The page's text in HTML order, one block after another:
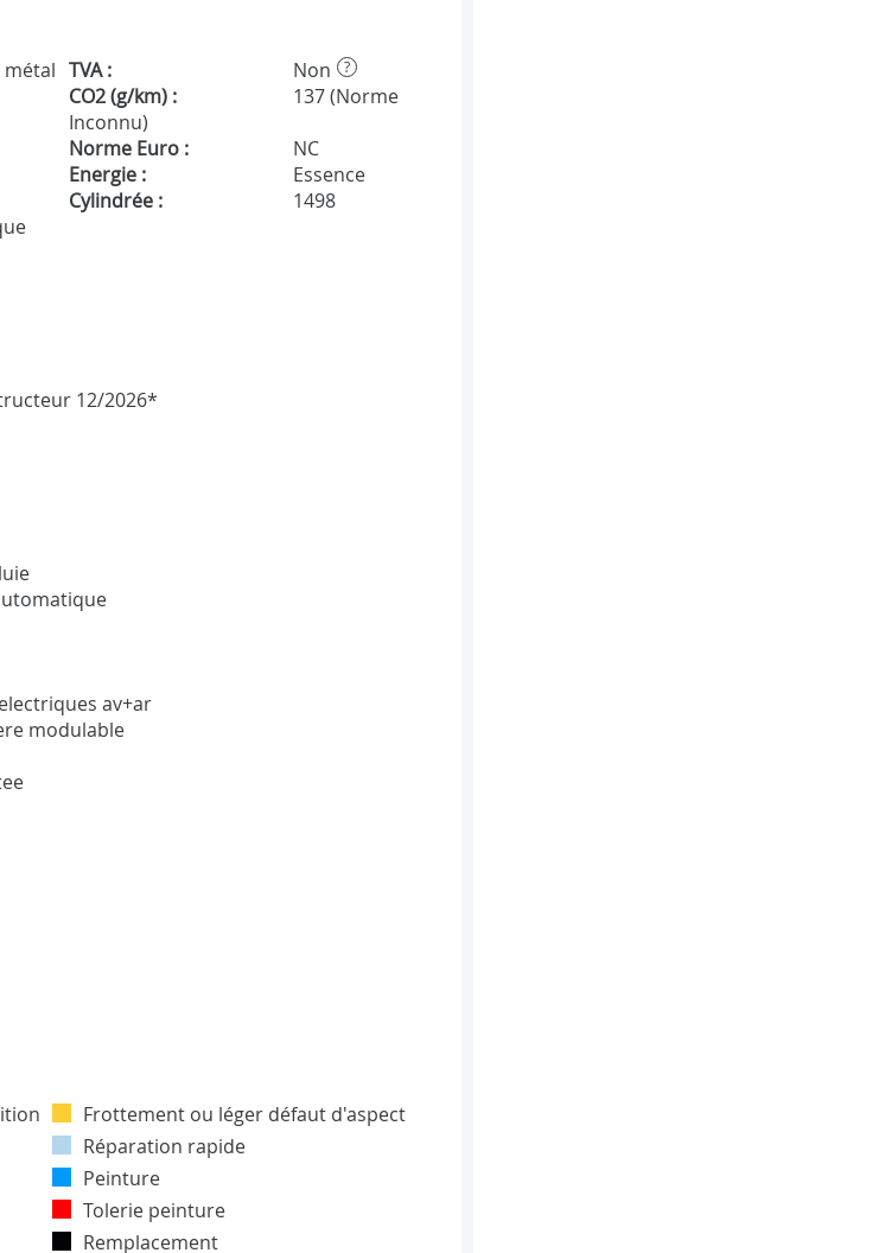
métal TVA : Non ?
CO2 (g/km) :
137 (Norme
Inconnu)
Norme Euro :
NC
Energie :
Essence
Cylindrée :
1498
12/2026*
av+ar
modulable
Frottement ou léger défaut d'aspect
Réparation rapide
Peinture
Tolerie peinture
Remplacement